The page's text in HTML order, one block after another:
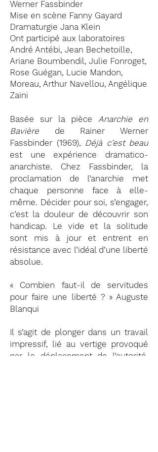
Werner Fassbinder
Mise en scène Fanny Gayard
Dramaturgie Jana Klein
Ont participé aux laboratoires
André Antébi, Jean Bechetoille,
Ariane Boumbendil, Julie Fonroget,
Rose Guégan, Lucie Mandon,
Moreau, Arthur Navellou, Angélique
Zaini
Basée sur la pièce Anarchie en
Bavière de Rainer Werner
Fassbinder (1969), Déjà c’est beau
est une expérience dramatico-
anarchiste. Chez Fassbinder, la
proclamation de l’anarchie met
chaque personne face à elle-
même. Décider pour soi, s’engager,
c’est la douleur de découvrir son
handicap. Le vide et la solitude
sont mis à jour et entrent en
résistance avec l’idéal d’une liberté
absolue.
« Combien faut-il de servitudes
pour faire une liberté ? » Auguste
Blanqui
Il s’agit de plonger dans un travail
impressif, lié au vertige provoqué
par le déplacement de l’autorité.